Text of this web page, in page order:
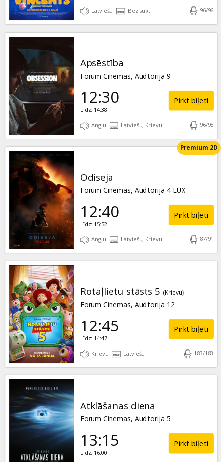
Latviešu Bez subt. 96/96
Apsēstība
Forum Cinemas, Auditorija 9
12:30
Līdz: 14:38
Pirkt biļeti
Angļu Latviešu, Krievu 96/98
Odiseja
Forum Cinemas, Auditorija 4 LUX
Premium 2D
12:40
Līdz: 15:52
Pirkt biļeti
Angļu Latviešu, Krievu 87/91
Rotaļlietu stāsts 5 (Krievu)
Forum Cinemas, Auditorija 12
12:45
Līdz: 14:47
Pirkt biļeti
Krievu Latviešu 183/183
Atklāšanas diena
Forum Cinemas, Auditorija 5
13:15
Līdz: 16:00
Pirkt biļeti